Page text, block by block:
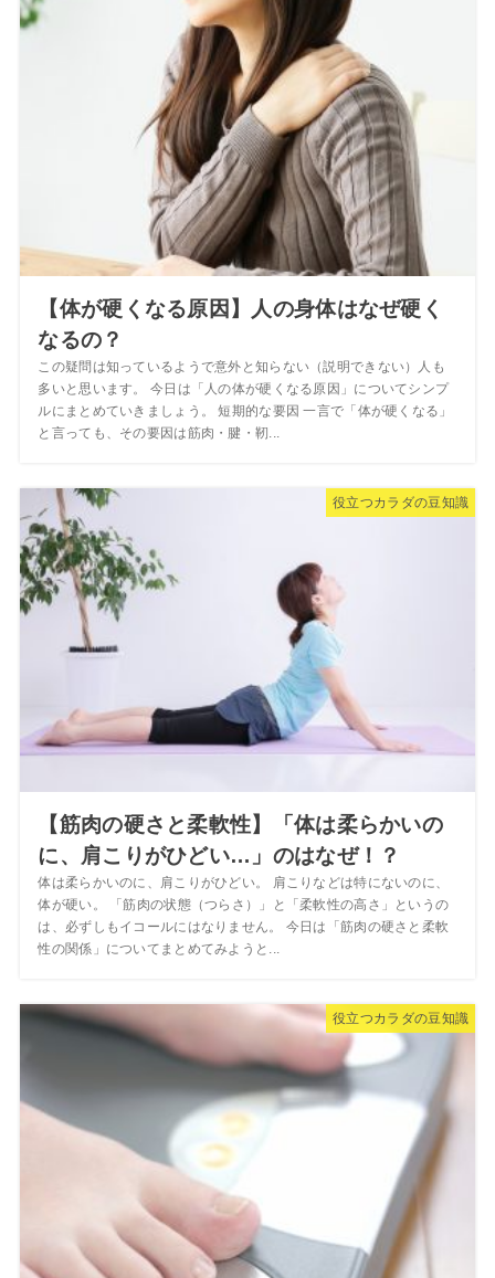
【体が硬くなる原因】人の身体はなぜ硬く
なるの？
この疑問は知っているようで意外と知らない（説明できない）人も
多いと思います。 今日は「人の体が硬くなる原因」についてシンプ
ルにまとめていきましょう。 短期的な要因 一言で「体が硬くなる」
と言っても、その要因は筋肉・腱・靭...
役立つカラダの豆知識
【筋肉の硬さと柔軟性】「体は柔らかいの
に、肩こりがひどい…」のはなぜ！？
体は柔らかいのに、肩こりがひどい。 肩こりなどは特にないのに、
体が硬い。 「筋肉の状態（つらさ）」と「柔軟性の高さ」というの
は、必ずしもイコールにはなりません。 今日は「筋肉の硬さと柔軟
性の関係」についてまとめてみようと...
役立つカラダの豆知識